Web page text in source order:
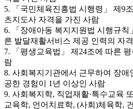
5. 「국민체육진흥법 시행령」 제9
츠지도사 자격을 가진 사람
6. 「장애아동 복지지원법 시행규칙
른 발달재활서비스 제공 인력의 자
7. 「평생교육법」 제24조에 따른
람
8. 사회복지기관에서 근무하여 장애
공한 경험이 1년 이상인 사람
9. 사회복지학, 직업재활·특수교육
교육학, 언어치료학, (사회)체육학,